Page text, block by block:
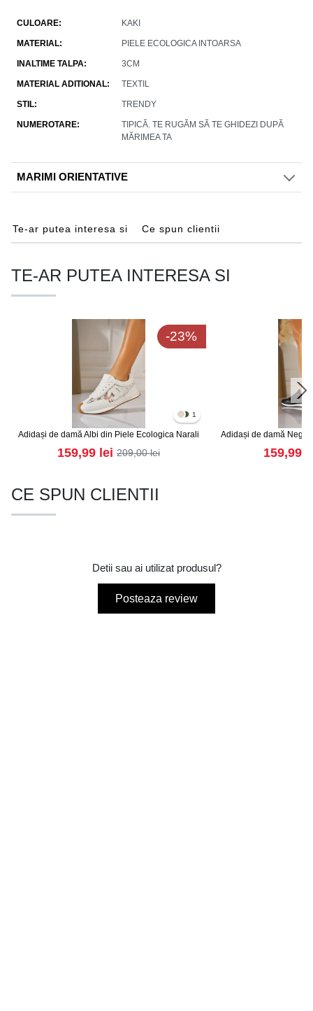
CULOARE KAKI
MATERIAL PIELE ECOLOGICA INTOARSA
INALTIME TALPA 3CM
MATERIAL ADITIONAL TEXTIL
STIL TRENDY
NUMEROTARE
TIPICĂ. TE RUGĂM SĂ TE GHIDEZI DUPĂ
MĂRIMEA TA
MARIMI ORIENTATIVE
Te-ar putea interesa si Ce spun clientii
TE-AR PUTEA INTERESA SI
-23%
1
Adidași de damă Albi din Piele Ecologica Narali
159,99 lei 209,00lei
Adidași de damă Negri
159,99
CE SPUN CLIENTII
Detii sau ai utilizat produsul?
Posteaza review